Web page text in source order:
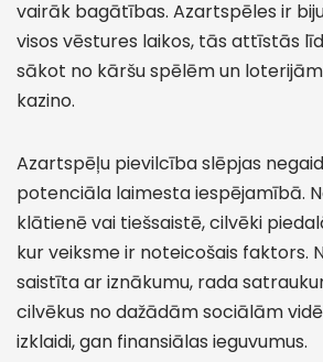
vairāk bagātības. Azartspēles ir
visos vēstures laikos, tās attīstās
sākot no kāršu spēlēm un
kazino.
Azartspēļu pievilcība slēpjas
potenciāla laimesta iespējamībā.
klātienē vai tiešsaistē, cilvēki
kur veiksme ir noteicošais faktors.
saistīta ar iznākumu, rada
cilvēkus no dažādām sociālām
izklaidi, gan finansiālas ieguvumus.